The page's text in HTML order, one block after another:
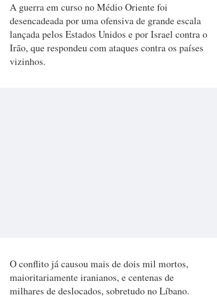
A guerra em curso no Médio Oriente foi
desencadeada por uma ofensiva de grande escala
lançada pelos Estados Unidos e por Israel contra o
Irão, que respondeu com ataques contra os países
vizinhos.
O conflito já causou mais de dois mil mortos,
maioritariamente iranianos, e centenas de
milhares de deslocados, sobretudo no Líbano.